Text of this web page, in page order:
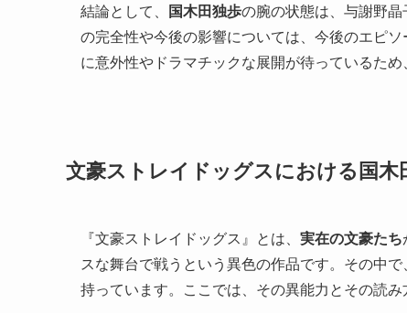
結論として、 国木田独歩の腕の状態は、与謝野
の完全性や今後の影響については、今後のエピ
に意外性やドラマチックな展開が待っているた
文豪ストレイドッグスにおける国
『文豪ストレイドッグス』とは、 実在の文豪たち
スな舞台で戦うという異色の作品です。その中で
持っています。ここでは、その異能力とその読み